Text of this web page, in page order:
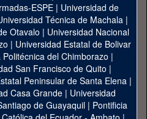
ESPE | Universidad de
Técnica de Machala|
Otavalo | Universidad Nacional
| Universidad Estatal de Bolivar
Politécnica del Chimborazo |
San Francisco de Quito |
Peninsular de Santa Elena|
Casa Grande | Universidad
de Guayaquil| Pontificia